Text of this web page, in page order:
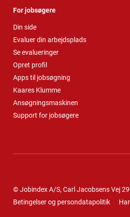
For jobsøgere
Din side
Evaluer din arbejdsplads
Se evalueringer
Opret profil
Apps til jobsøgning
Kaares Klumme
Ansøgningsmaskinen
Support for jobsøgere
© Jobindex A/S, Carl Jacobsens Vej
Betingelser og persondatapolitik